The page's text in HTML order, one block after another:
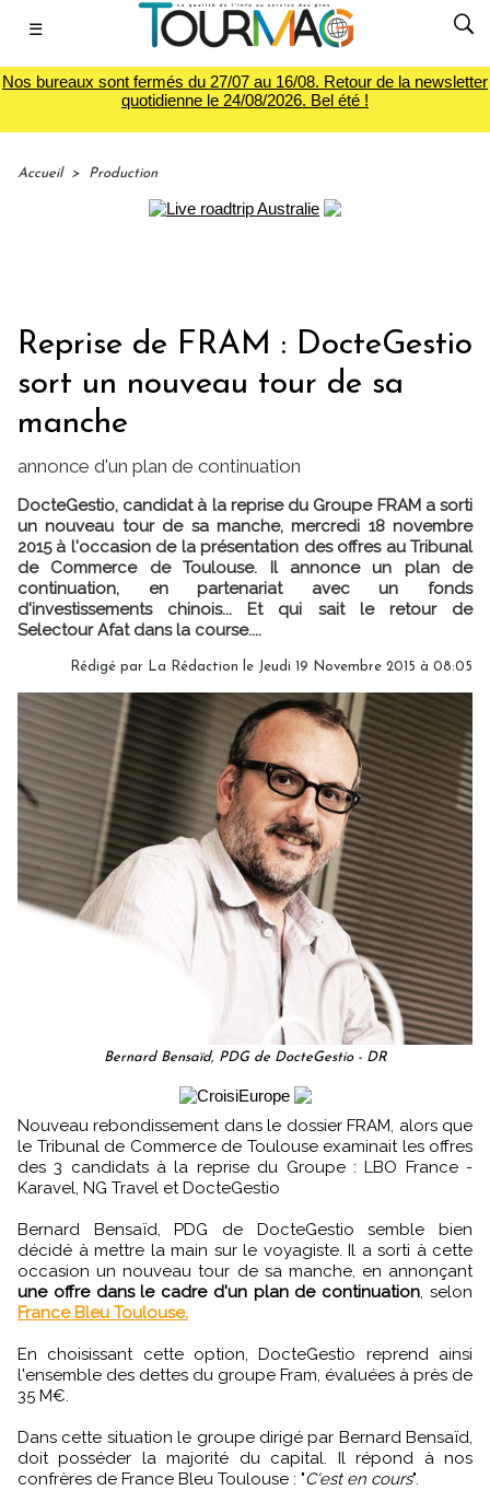
☰
Nos bureaux sont fermés du 27/07 au 16/08. Retour de la newsletter
quotidienne le 24/08/2026. Bel été !
Accueil > Production
Reprise de FRAM : DocteGestio
sort un nouveau tour de sa
manche
annonce d'un plan de continuation
DocteGestio, candidat à la reprise du Groupe FRAM a sorti
un nouveau tour de sa manche, mercredi 18 novembre
2015 à l'occasion de la présentation des offres au Tribunal
de Commerce de Toulouse. Il annonce un plan de
continuation, en partenariat avec un fonds
d'investissements chinois... Et qui sait le retour de
Selectour Afat dans la course....
Rédigé par La Rédaction le Jeudi 19 Novembre 2015 à 08:05
Bernard Bensaïd, PDG de DocteGestio - DR
Nouveau rebondissement dans le dossier FRAM, alors que
le Tribunal de Commerce de Toulouse examinait les offres
des 3 candidats à la reprise du Groupe : LBO France -
Karavel, NG Travel et DocteGestio
Bernard Bensaïd, PDG de DocteGestio semble bien
décidé à mettre la main sur le voyagiste. Il a sorti à cette
occasion un nouveau tour de sa manche, en annonçant
une offre dans le cadre d'un plan de continuation, selon
France Bleu Toulouse.
En choisissant cette option, DocteGestio reprend ainsi
l'ensemble des dettes du groupe Fram, évaluées à près de
35 M€.
Dans cette situation le groupe dirigé par Bernard Bensaïd,
doit posséder la majorité du capital. Il répond à nos
confrères de France Bleu Toulouse : "C'est en cours".